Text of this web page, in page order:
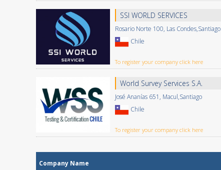
SSI WORLD SERVICES
Rosario Norte 100, Las Condes,Santiago
Chile
To register your company click here
World Survey Services S.A.
José Ananías 651, Macul,Santiago
Chile
To register your company click here
Company Name